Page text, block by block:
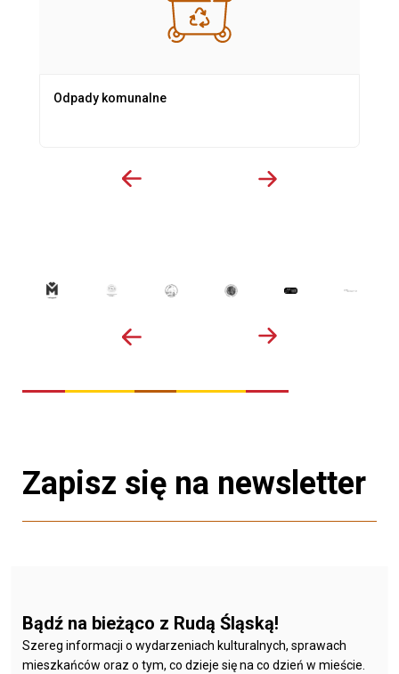
Odpady komunalne
Zapisz się na newsletter
Bądź na bieżąco z Rudą Śląską!
Szereg informacji o wydarzeniach kulturalnych, sprawach
mieszkańców oraz o tym, co dzieje się na co dzień w mieście.